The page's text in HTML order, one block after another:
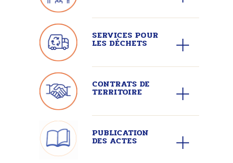
SERVICES POUR
LES DÉCHETS
CONTRATS DE
TERRITOIRE
PUBLICATION
DES ACTES